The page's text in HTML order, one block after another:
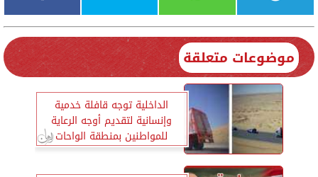
موضوعات متعلقة
الداخلية توجه قافلة خدمية
وإنسانية لتقديم أوجه الرعاية
للمواطنين بمنطقة الواحات
البحرية